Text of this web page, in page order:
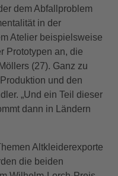
dem Abfallproblem
in der
Atelier beispielsweise
Prototypen an, die
(27). Ganz zu
und den
„Und ein Teil dieser
dann in Ländern
Altkleiderexporte
die beiden